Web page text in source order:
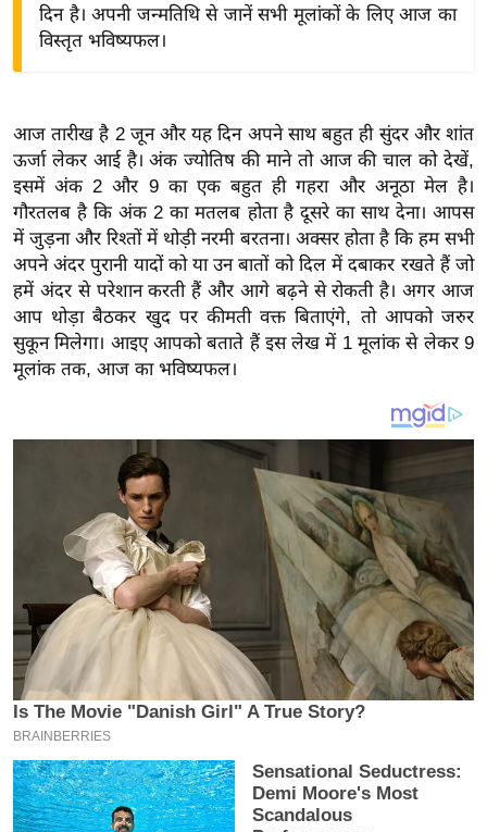
वि
शे
ष
ज्ञ
रा
य
ब
ज
ट
L
2
0
2
6
क्रा
इ
म
दिन है। अपनी जन्मतिथि से जानें सभी मूलांकों के लिए आज का
विस्तृत भविष्यफल।
आज तारीख है 2 जून और यह दिन अपने साथ बहुत ही सुंदर और शांत
ऊर्जा लेकर आई है। अंक ज्योतिष की माने तो आज की चाल को देखें,
इसमें अंक 2 और 9 का एक बहुत ही गहरा और अनूठा मेल है।
गौरतलब है कि अंक 2 का मतलब होता है दूसरे का साथ देना। आपस
में जुड़ना और रिश्तों में थोड़ी नरमी बरतना। अक्सर होता है कि हम सभी
अपने अंदर पुरानी यादों को या उन बातों को दिल में दबाकर रखते हैं जो
हमें अंदर से परेशान करती हैं और आगे बढ़ने से रोकती है। अगर आज
आप थोड़ा बैठकर खुद पर कीमती वक्त बिताएंगे, तो आपको जरुर
सुकून मिलेगा। आइए आपको बताते हैं इस लेख में 1 मूलांक से लेकर 9
मूलांक तक, आज का भविष्यफल।